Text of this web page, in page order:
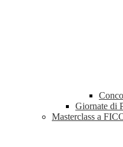
Giornate di
Masterclass a